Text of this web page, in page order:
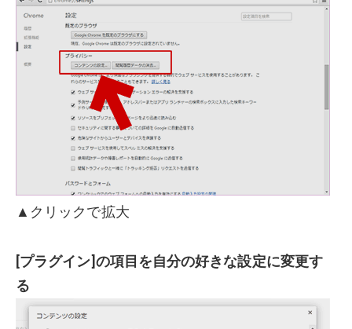
▲クリックで拡大
[プラグイン]の項目を自分の好きな設定に変更す
る